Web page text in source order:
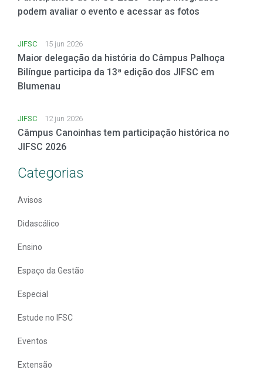
podem avaliar o evento e acessar as fotos
JIFSC 15 jun 2026
Maior delegação da história do Câmpus Palhoça
Bilíngue participa da 13ª edição dos JIFSC em
Blumenau
JIFSC 12 jun 2026
Câmpus Canoinhas tem participação histórica no
JIFSC 2026
Categorias
Avisos
Didascálico
Ensino
Espaço da Gestão
Especial
Estude no IFSC
Eventos
Extensão